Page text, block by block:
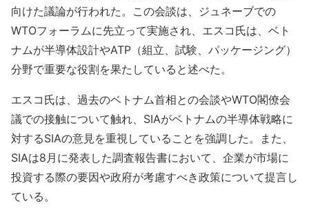
向けた議論が行われた。この会談は、ジュネーブでの
WTOフォーラムに先立って実施され、エスコ氏は、ベト
ナムが半導体設計やATP（組立、試験、パッケージング）
分野で重要な役割を果たしていると述べた。
エスコ氏は、過去のベトナム首相との会談やWTO閣僚会
議での接触について触れ、SIAがベトナムの半導体戦略に
対するSIAの意見を重視していることを強調した。また、
SIAは8月に発表した調査報告書において、企業が市場に
投資する際の要因や政府が考慮すべき政策について提言し
ている。